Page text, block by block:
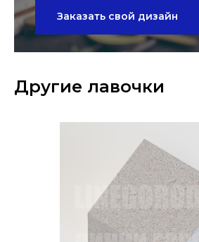
Заказать свой дизайн
Другие лавочки